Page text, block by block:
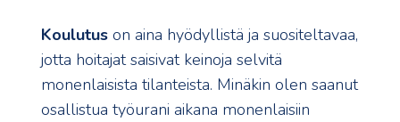
Koulutus on aina hyödyllistä ja suositeltavaa,
jotta hoitajat saisivat keinoja selvitä
monenlaisista tilanteista. Minäkin olen saanut
osallistua työurani aikana monenlaisiin